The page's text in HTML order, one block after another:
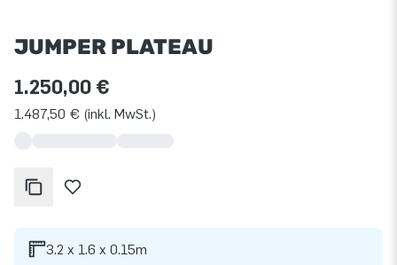
JUMPER PLATEAU
1.250,00 €
1.487,50 € (inkl. MwSt.)
3.2 x 1.6 x 0.15m